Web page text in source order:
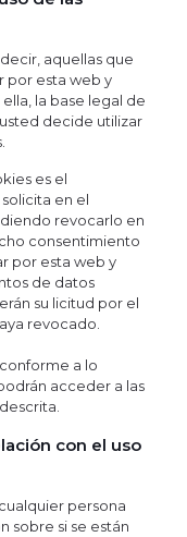
aquellas que
por esta web y
la base legal de
decide utilizar
es el
en el
revocarlo en
consentimiento
por esta web y
de datos
su licitud por el
revocado.
a lo
acceder a las
con el uso
persona
sobre si se están